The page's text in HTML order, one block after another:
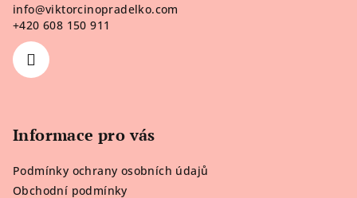
info@viktorcinopradelko.com
+420 608 150 911
Informace pro vás
Podmínky ochrany osobních údajů
Obchodní podmínky